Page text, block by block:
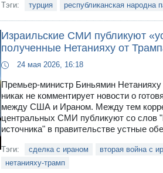
Тэги: турция республиканская народна
Израильские СМИ публикуют
полученные Нетанияху от
24 мая 2026, 16:18
Премьер-министр Биньямин Нетанияху
никак не комментирует новости о
между США и Ираном. Между тем
центральных СМИ публикуют со слов
источника" в правительстве устные
Тэги: сделка с ираном
вторая война с
нетанияху-трамп